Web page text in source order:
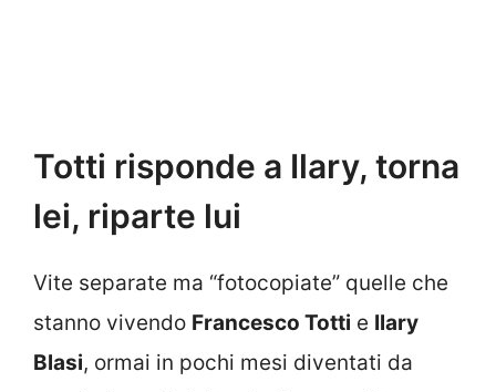
Totti risponde a Ilary, torna
lei, riparte lui
Vite separate ma “fotocopiate” quelle che
stanno vivendo Francesco Totti e Ilary
Blasi, ormai in pochi mesi diventati da